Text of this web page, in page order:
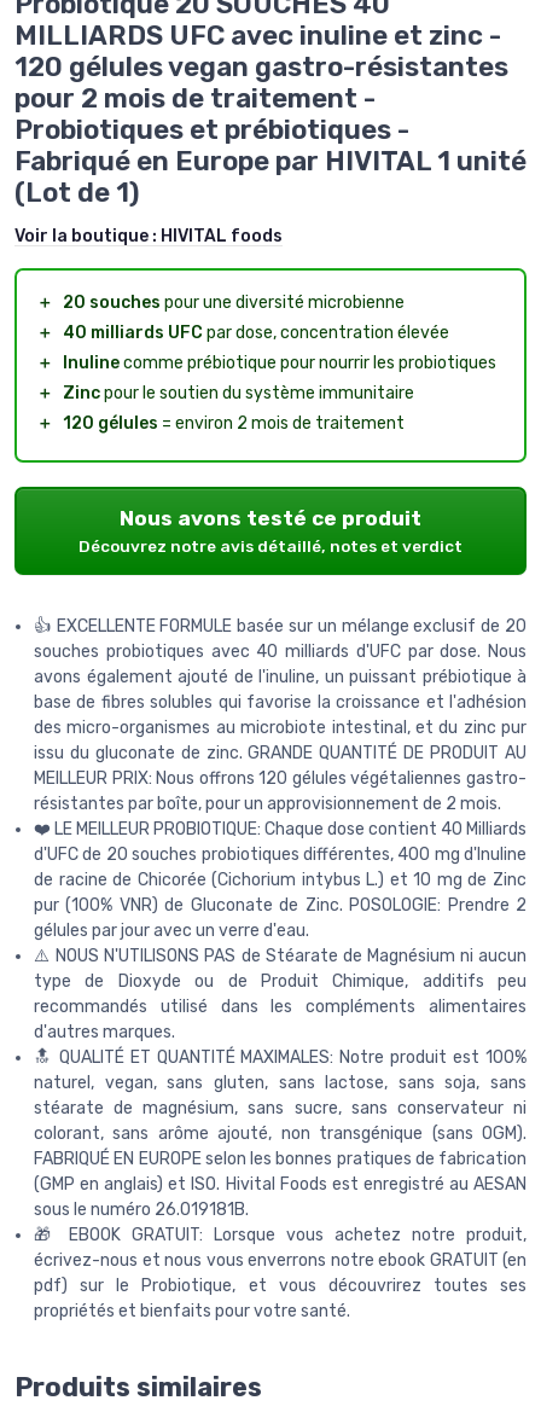
MILLIARDS UFC avec inuline et zinc -
120 gélules vegan gastro-résistantes
pour 2 mois de traitement -
Probiotiques et prébiotiques -
Fabriqué en Europe par HIVITAL 1 unité
(Lot de 1)
Voir la boutique : HIVITAL foods
＋ 20 souches pour une diversité microbienne
＋
40 milliards UFC par dose, concentration élevée
＋
Inulinecomme prébiotique pour nourrir les probiotiques
＋
Zincpour le soutien du système immunitaire
＋ 120 gélules = environ 2 mois de traitement
Nous avons testé ce produit
Découvrez notre avis détaillé, notes et verdict
👍 EXCELLENTE FORMULE basée sur un mélange exclusif de 20
souches probiotiques avec 40 milliards d'UFC par dose. Nous
avons également ajouté de l'inuline, un puissant prébiotique à
base de fibres solubles qui favorise la croissance et l'adhésion
des micro-organismes au microbiote intestinal, et du zinc pur
issu du gluconate de zinc. GRANDE QUANTITÉ DE PRODUIT AU
MEILLEUR PRIX: Nous offrons 120 gélules végétaliennes gastro-
résistantes par boîte, pour un approvisionnement de 2 mois.
❤️ LE MEILLEUR PROBIOTIQUE: Chaque dose contient 40 Milliards
d'UFC de 20 souches probiotiques différentes, 400 mg d'Inuline
de racine de Chicorée (Cichorium intybus L.) et 10 mg de Zinc
pur (100% VNR) de Gluconate de Zinc. POSOLOGIE: Prendre 2
gélules par jour avec un verre d'eau.
⚠️ NOUS N'UTILISONS PAS de Stéarate de Magnésium ni aucun
type de Dioxyde ou de Produit Chimique, additifs peu
recommandés utilisé dans les compléments alimentaires
d'autres marques.
🔝 QUALITÉ ET QUANTITÉ MAXIMALES: Notre produit est 100%
naturel, vegan, sans gluten, sans lactose, sans soja, sans
stéarate de magnésium, sans sucre, sans conservateur ni
colorant, sans arôme ajouté, non transgénique (sans OGM).
FABRIQUÉ EN EUROPE selon les bonnes pratiques de fabrication
(GMP en anglais) et ISO. Hivital Foods est enregistré au AESAN
sous le numéro 26.019181B.
🎁 EBOOK GRATUIT: Lorsque vous achetez notre produit,
écrivez-nous et nous vous enverrons notre ebook GRATUIT (en
pdf) sur le Probiotique, et vous découvrirez toutes ses
propriétés et bienfaits pour votre santé.
Produits similaires